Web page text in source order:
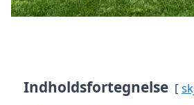
Indholdsfortegnelse